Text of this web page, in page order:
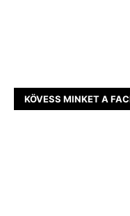
KÖVESS MINKET A